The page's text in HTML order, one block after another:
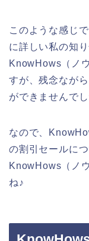
このような感じ
に詳しい私の知
KnowHows（ノ
すが、残念なが
ができませんでし
なので、
の割引セールに
KnowHows（ノ
ね♪